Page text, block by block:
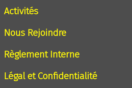
Activités
Nous Rejoindre
Règlement Interne
Légal et Confidentialité